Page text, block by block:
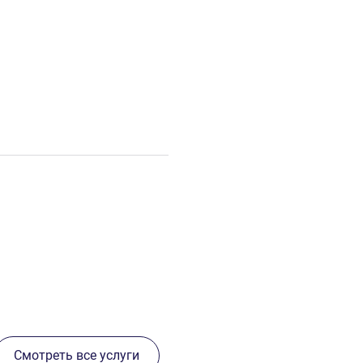
Смотреть все услуги